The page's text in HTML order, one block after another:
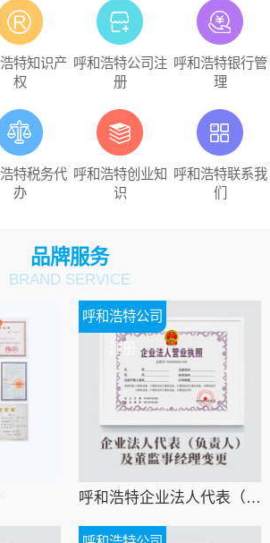
特知识产
权
呼和浩特公司注
册
呼和浩特银行管
理
特税务代
办
呼和浩特创业知
识
呼和浩特联系我
们
品牌服务
BRAND SERVICE
呼和浩特公司
注册
呼和浩特企业法人代表（负责人）及董监事经理变更